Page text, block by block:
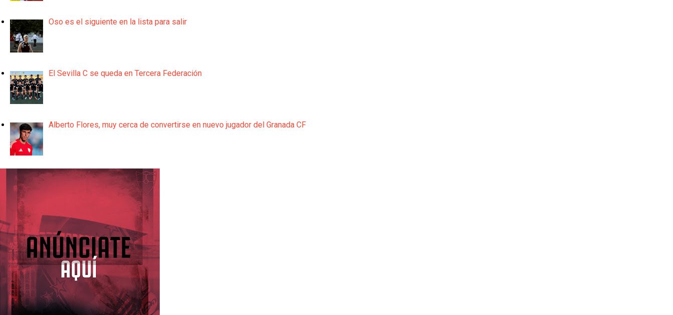
Oso es el siguiente en la lista para salir
El Sevilla C se queda en Tercera Federación
Alberto Flores, muy cerca de convertirse en nuevo jugador del Granada CF